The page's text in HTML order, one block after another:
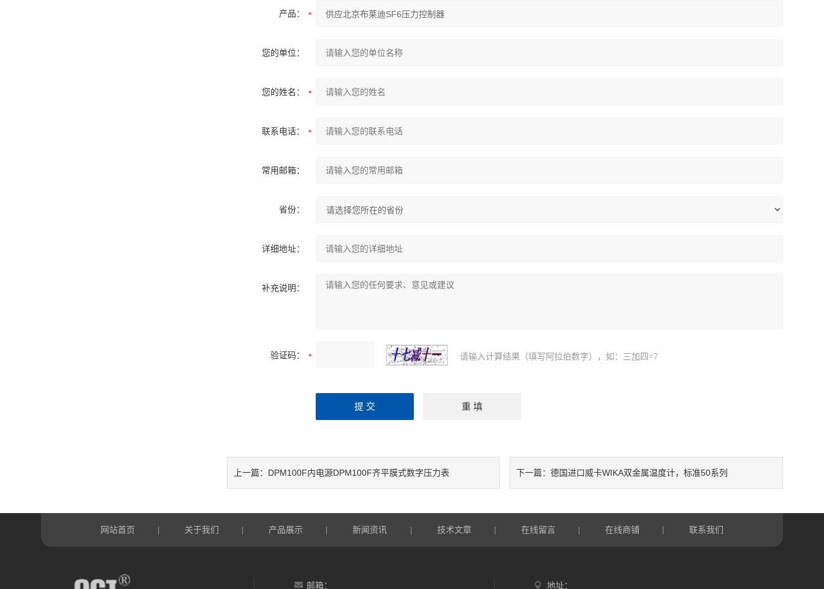
产品：
您的单位：
您的姓名：
联系电话：
常用邮箱：
省份：
详细地址：
补充说明：
验证码： 请输入计算结果（填写阿拉伯数字），如：三加四=7
上一篇： DPM100F内电源DPM100F齐平膜式数字压力表 下一篇：德国进口威卡WIKA双金属温度计，标准50系列
网站首页 关于我们 产品展示 新闻资讯 技术文章 在线留言 在线商铺 联系我们
邮箱： 地址：